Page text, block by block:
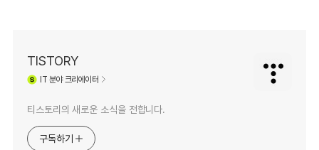
TISTORY
IT 분야 크리에이터
티스토리의 새로운 소식을 전합니다.
구독하기